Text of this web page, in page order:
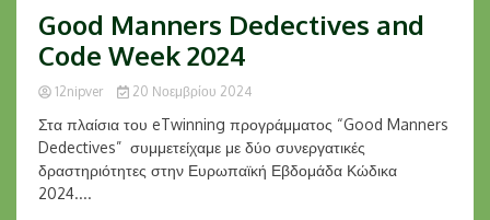
Good Manners Dedectives and
Code Week 2024
12nipver 20 Νοεμβρίου 2024
Στα πλαίσια του eTwinning προγράμματος “Good Manners
Dedectives” συμμετείχαμε με δύο συνεργατικές
δραστηριότητες στην Ευρωπαϊκή Εβδομάδα Κώδικα
2024....